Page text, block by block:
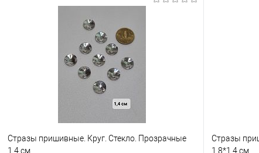
Стразы пришивные. Круг. Стекло. Прозрачные
1,4 см.
Стразы
1,8*1,4 см.